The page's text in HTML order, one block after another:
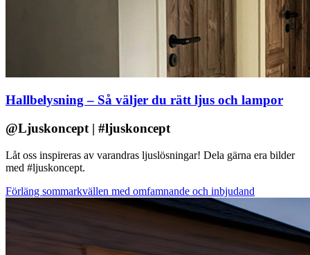
Hallbelysning – Så väljer du rätt ljus och lampor
@Ljuskoncept | #ljuskoncept
Låt oss inspireras av varandras ljuslösningar! Dela gärna era bilder
med #ljuskoncept.
Förläng sommarkvällen med omfamnande och inbjudand